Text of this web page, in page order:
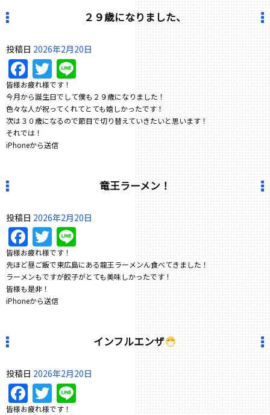
２９歳になりました、
投稿日 2026年2月20日
Facebook
Twitter
皆様お疲れ様です！
今月から誕生日でして僕も２９歳になりました！
色々な人が祝ってくれてとても嬉しかったです！
次は３０歳になるので節目で切り替えていきたいと思います！
それでは！
iPhoneから送信
竜王ラーメン！
投稿日 2026年2月20日
Facebook
Twitter
皆様お疲れ様です！
先ほど昼ご飯で東広島にある龍王ラーメンん食べてきました！
ラーメンもですが餃子がとても美味しかったです！
皆様も是非！
iPhoneから送信
インフルエンザ
投稿日 2026年2月20日
Facebook
Twitter
皆様お疲れ様です！